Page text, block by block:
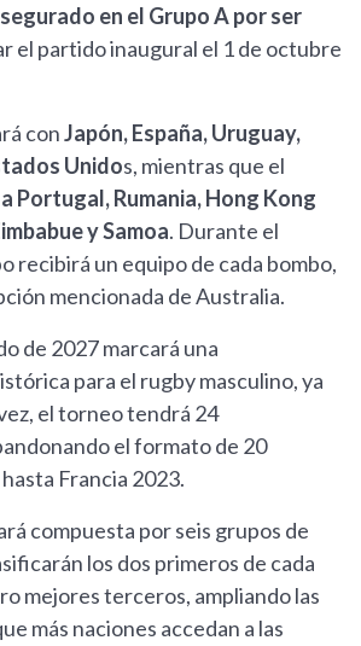
en el Grupo A por ser
el partido inaugural el 1 de octubre
conJapón, España, Uruguay,
Unidos, mientras que el
Portugal, Rumania, Hong Kong
y Samoa. Durante el
recibirá un equipo de cada bombo,
mencionada de Australia.
de 2027 marcará una
para el rugby masculino, ya
el torneo tendrá 24
el formato de 20
Francia 2023.
compuesta por seis grupos de
los dos primeros de cada
mejores terceros, ampliando las
más naciones accedan a las